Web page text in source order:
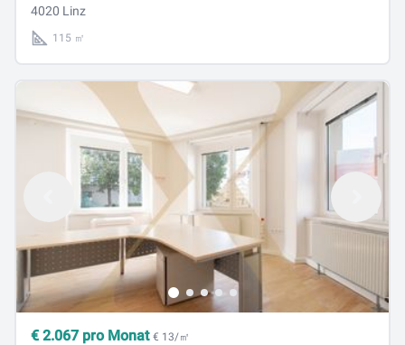
vermieten!
4020 Linz
115 ㎡
€ 2.067 pro Monat € 13/㎡